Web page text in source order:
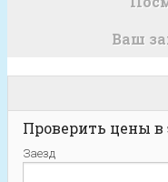
Ваш
Проверить цены в
Заезд